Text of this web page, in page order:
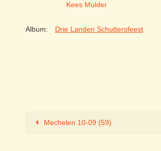
Kees Mulder
Album: Drie Landen Schuttersfeest
Mechelen 10-09 (59)